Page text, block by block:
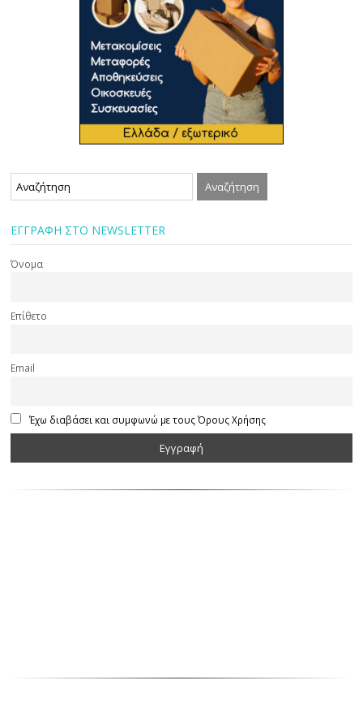
ΕΓΓΡΑΦΗ ΣΤΟ NEWSLETTER
Όνομα
Επίθετο
Email
Έχω διαβάσει και συμφωνώ με τους Όρους Χρήσης